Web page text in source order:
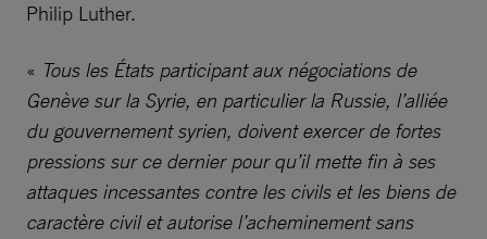
Philip Luther.
« Tous les États participant aux négociations de
Genève sur la Syrie, en particulier la Russie, l’alliée
du gouvernement syrien, doivent exercer de fortes
pressions sur ce dernier pour qu’il mette fin à ses
attaques incessantes contre les civils et les biens de
caractère civil et autorise l’acheminement sans